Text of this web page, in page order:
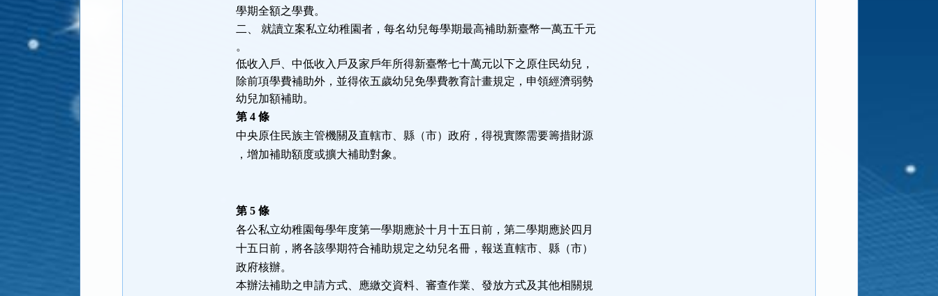
學期全額之學費。
二、 就讀立案私立幼稚園者，每名幼兒每學期最高補助新臺幣一萬五千元
。
低收入戶、中低收入戶及家戶年所得新臺幣七十萬元以下之原住民幼兒，
除前項學費補助外，並得依五歲幼兒免學費教育計畫規定，申領經濟弱勢
幼兒加額補助。
第 4 條
中央原住民族主管機關及直轄市、縣（市）政府，得視實際需要籌措財源
，增加補助額度或擴大補助對象。
第 5 條
各公私立幼稚園每學年度第一學期應於十月十五日前，第二學期應於四月
十五日前，將各該學期符合補助規定之幼兒名冊，報送直轄市、縣（市）
政府核辦。
本辦法補助之申請方式、應繳交資料、審查作業、發放方式及其他相關規